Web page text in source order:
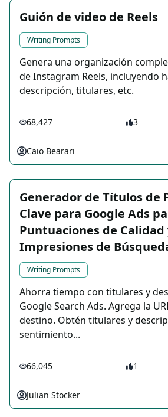
Guión de video de Reels
Writing Prompts
Genera una organización
de Instagram Reels, incluyendo
descripción, titulares, etc.
68,427 3
Caio Bearari
Generador de Títulos de
Clave para Google Ads
Puntuaciones de
Impresiones de
Writing Prompts
Ahorra tiempo con titulares y
Google Search Ads. Agrega la
destino. Obtén titulares y
sentimiento...
66,045 1
Julian Stocker